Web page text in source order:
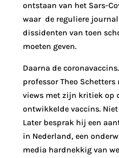
ontstaan van het Sars-
waar de reguliere
dissidenten van toen
moeten geven.
Daarna de
professor Theo
views met zijn kritiek op
ontwikkelde vaccins.
Later besprak hij een
in Nederland, een
media hardnekkig van